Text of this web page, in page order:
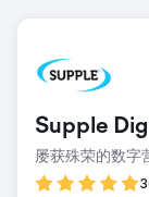
Supple
屡获殊荣的数字